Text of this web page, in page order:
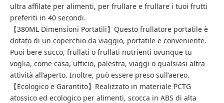
ultra affilate per alimenti, per frullare e frullare i tuoi frutti
preferiti in 40 secondi.
【380ML Dimensioni Portatili】Questo frullatore portatile è
dotato di un coperchio da viaggio, portatile e conveniente.
Puoi bere succo, frullati o frullati nutrienti ovunque tu
voglia, come casa, ufficio, palestra, viaggi o qualsiasi altra
attività all’aperto. Inoltre, può essere preso sull’aereo.
【Ecologico e Garantito】Realizzato in materiale PCTG
atossico ed ecologico per alimenti, scocca in ABS di alta